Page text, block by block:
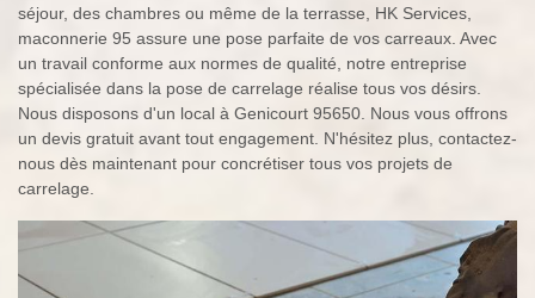
séjour, des chambres ou même de la terrasse, HK Services,
maconnerie 95 assure une pose parfaite de vos carreaux. Avec
un travail conforme aux normes de qualité, notre entreprise
spécialisée dans la pose de carrelage réalise tous vos désirs.
Nous disposons d'un local à Genicourt 95650. Nous vous offrons
un devis gratuit avant tout engagement. N'hésitez plus, contactez-
nous dès maintenant pour concrétiser tous vos projets de
carrelage.